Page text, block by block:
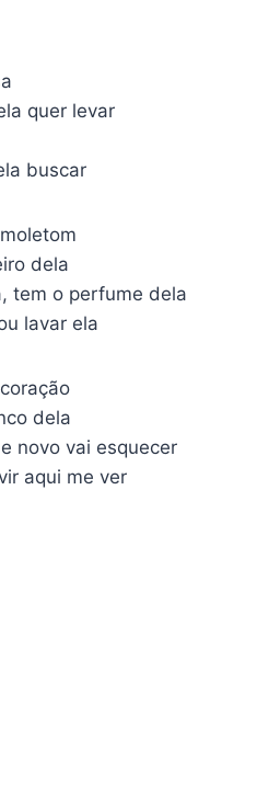
quer levar
buscar
dela
tem o perfume dela
lavar ela
dela
novo vai esquecer
aqui me ver